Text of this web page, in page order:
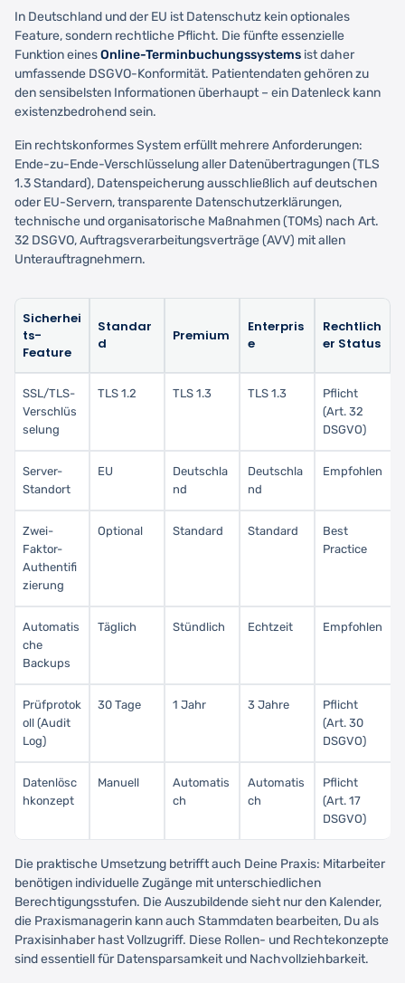
In Deutschland und der EU ist Datenschutz kein optionales
Feature, sondern rechtliche Pflicht. Die fünfte essenzielle
Funktion einesOnline-Terminbuchungssystems ist daher
umfassende DSGVO-Konformität. Patientendaten gehören zu
den sensibelsten Informationen überhaupt – ein Datenleck kann
existenzbedrohend sein.
Ein rechtskonformes System erfüllt mehrere Anforderungen:
Ende-zu-Ende-Verschlüsselung aller Datenübertragungen (TLS
1.3 Standard), Datenspeicherung ausschließlich auf deutschen
oder EU-Servern, transparente Datenschutzerklärungen,
technische und organisatorische Maßnahmen (TOMs) nach Art.
32 DSGVO, Auftragsverarbeitungsverträge (AVV) mit allen
Unterauftragnehmern.
Sicherhei
ts-
Feature
Standar
d
Premium
Enterpris
e
Rechtlich
er Status
SSL/TLS-
Verschlüs
selung
TLS 1.2 TLS 1.3 TLS 1.3
Pflicht
(Art. 32
DSGVO)
Server-
Standort
EU
Deutschla
nd
Deutschla
nd
Empfohlen
Zwei-
Faktor-
Authentifi
zierung
Optional Standard Standard
Best
Practice
Automatis
che
Backups
Täglich Stündlich Echtzeit Empfohlen
Prüfprotok
oll (Audit
Log)
30 Tage 1 Jahr 3 Jahre
Pflicht
(Art. 30
DSGVO)
Datenlösc
hkonzept
Manuell
Automatis
ch
Automatis
ch
Pflicht
(Art. 17
DSGVO)
Die praktische Umsetzung betrifft auch Deine Praxis: Mitarbeiter
benötigen individuelle Zugänge mit unterschiedlichen
Berechtigungsstufen. Die Auszubildende sieht nur den Kalender,
die Praxismanagerin kann auch Stammdaten bearbeiten, Du als
Praxisinhaber hast Vollzugriff. Diese Rollen- und Rechtekonzepte
sind essentiell für Datensparsamkeit und Nachvollziehbarkeit.